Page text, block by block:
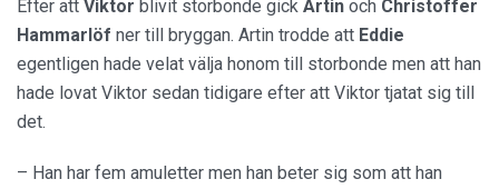
Efter att Viktor blivit storbonde gick Artin och Christoffer
Hammarlöf ner till bryggan. Artin trodde att Eddie
egentligen hade velat välja honom till storbonde men att han
hade lovat Viktor sedan tidigare efter att Viktor tjatat sig till
det.
– Han har fem amuletter men han beter sig som att han